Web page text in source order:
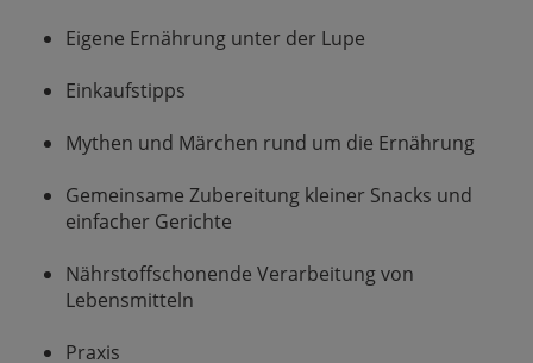
Eigene Ernährung unter der Lupe
Einkaufstipps
Mythen und Märchen rund um die Ernährung
Gemeinsame Zubereitung kleiner Snacks und
einfacher Gerichte
Nährstoffschonende Verarbeitung von
Lebensmitteln
Praxis